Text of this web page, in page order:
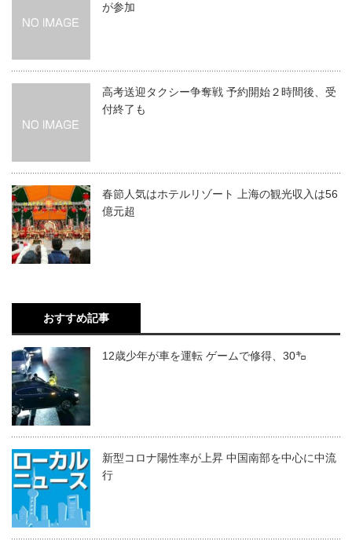
が参加
高考送迎タクシー争奪戦 予約開始２時間後、受
付終了も
春節人気はホテルリゾート 上海の観光収入は56
億元超
おすすめ記事
12歳少年が車を運転 ゲームで修得、30㌔
新型コロナ陽性率が上昇 中国南部を中心に中流
行